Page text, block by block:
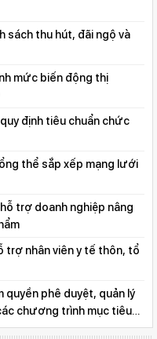
sách thu hút, đãi ngộ và
mức biến động thị
định tiêu chuẩn chức
thể sắp xếp mạng lưới
trợ doanh nghiệp nâng
trợ nhân viên y tế thôn, tổ
quyền phê duyệt, quản lý
chương trình mục tiêu